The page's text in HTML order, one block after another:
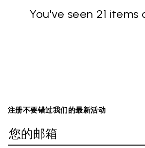
You've seen 21 items
注册不要错过我们的最新活动